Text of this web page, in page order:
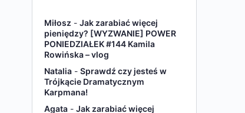
Miłosz - Jak zarabiać więcej
pieniędzy? [WYZWANIE] POWER
PONIEDZIAŁEK #144 Kamila
Rowińska – vlog
Natalia - Sprawdź czy jesteś w
Trójkącie Dramatycznym
Karpmana!
Agata - Jak zarabiać więcej